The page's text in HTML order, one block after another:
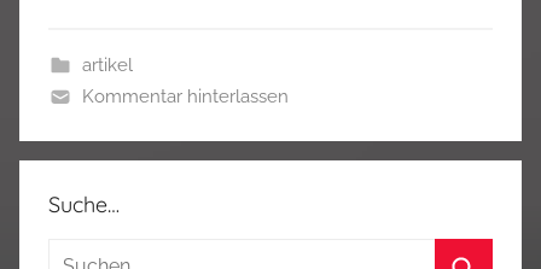
artikel
Kommentar hinterlassen
Suche…
Suchen